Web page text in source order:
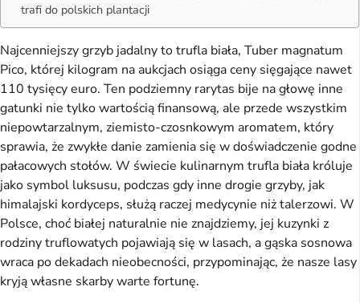
trafi do polskich plantacji
Najcenniejszy grzyb jadalny to trufla biała, Tuber magnatum
Pico, której kilogram na aukcjach osiąga ceny sięgające nawet
110 tysięcy euro. Ten podziemny rarytas bije na głowę inne
gatunki nie tylko wartością finansową, ale przede wszystkim
niepowtarzalnym, ziemisto-czosnkowym aromatem, który
sprawia, że zwykłe danie zamienia się w doświadczenie godne
pałacowych stołów. W świecie kulinarnym trufla biała króluje
jako symbol luksusu, podczas gdy inne drogie grzyby, jak
himalajski kordyceps, służą raczej medycynie niż talerzowi. W
Polsce, choć białej naturalnie nie znajdziemy, jej kuzynki z
rodziny truflowatych pojawiają się w lasach, a gąska sosnowa
wraca po dekadach nieobecności, przypominając, że nasze lasy
kryją własne skarby warte fortunę.